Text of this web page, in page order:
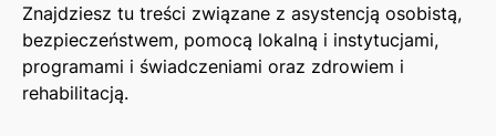
Znajdziesz tu treści związane z asystencją osobistą,
bezpieczeństwem, pomocą lokalną i instytucjami,
programami i świadczeniami oraz zdrowiem i
rehabilitacją.